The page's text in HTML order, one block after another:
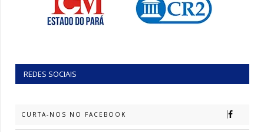
REDES SOCIAIS
CURTA-NOS NO FACEBOOK